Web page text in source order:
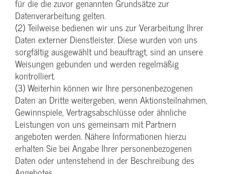
für die die zuvor genannten Grundsätze zur
Datenverarbeitung gelten.
(2) Teilweise bedienen wir uns zur Verarbeitung Ihrer
Daten externer Dienstleister. Diese wurden von uns
sorgfältig ausgewählt und beauftragt, sind an unsere
Weisungen gebunden und werden regelmäßig
kontrolliert.
(3) Weiterhin können wir Ihre personenbezogenen
Daten an Dritte weitergeben, wenn Aktionsteilnahmen,
Gewinnspiele, Vertragsabschlüsse oder ähnliche
Leistungen von uns gemeinsam mit Partnern
angeboten werden. Nähere Informationen hierzu
erhalten Sie bei Angabe Ihrer personenbezogenen
Daten oder untenstehend in der Beschreibung des